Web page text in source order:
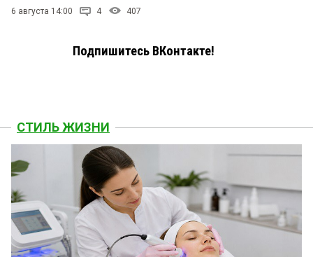
6 августа 14:00 4 407
Подпишитесь ВКонтакте!
СТИЛЬ ЖИЗНИ